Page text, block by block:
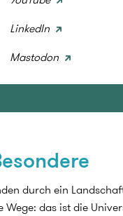
LinkedIn
Mastodon
durch ein
das ist die